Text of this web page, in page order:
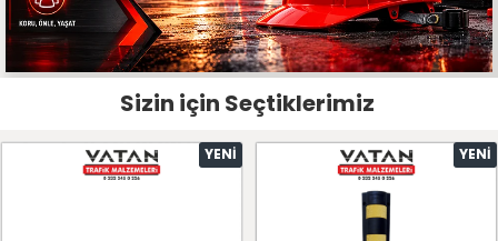
Sizin için Seçtiklerimiz
YENI YENI